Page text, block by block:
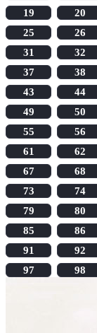
19
20
25
26
31
32
37
38
43
44
49
50
55
56
61
62
67
68
73
74
79
80
85
86
91
92
97
98